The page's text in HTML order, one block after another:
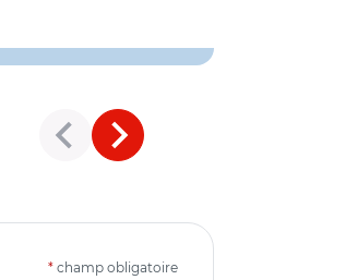
* champ obligatoire